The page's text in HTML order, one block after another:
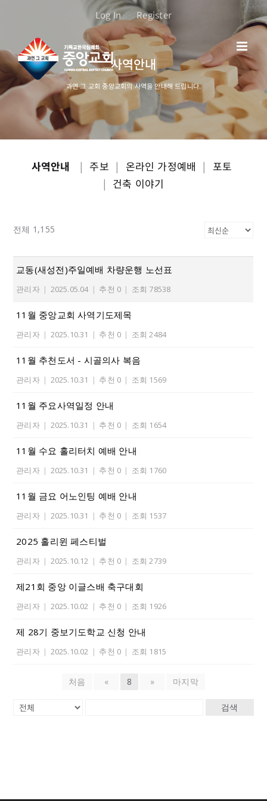
로
건
너
뛰
Log In Register
사역안내
과연 그 교회 중앙교회의 사역을 안내해 드립니다.
사역안내 | 주보 | 온라인 가정예배 | 포토
| 건축 이야기
전체 1,155
교동(새성전)주일예배 차량운행 노선표
관리자 | 2025.05.04 | 추천 0 | 조회 78538
11월 중앙교회 사역기도제목
관리자 | 2025.10.31 | 추천 0 | 조회 2484
11월 추천도서 - 시골의사 복음
관리자 | 2025.10.31 | 추천 0 | 조회 1569
11월 주요사역일정 안내
관리자 | 2025.10.31 | 추천 0 | 조회 1654
11월 수요 홀리터치 예배 안내
관리자 | 2025.10.31 | 추천 0 | 조회 1760
11월 금요 어노인팅 예배 안내
관리자 | 2025.10.31 | 추천 0 | 조회 1537
2025 홀리윈 페스티벌
관리자 | 2025.10.12 | 추천 0 | 조회 2739
제21회 중앙 이글스배 축구대회
관리자 | 2025.10.02 | 추천 0 | 조회 1926
제 28기 중보기도학교 신청 안내
관리자 | 2025.10.02 | 추천 0 | 조회 1815
처음 « 8 » 마지막
검색